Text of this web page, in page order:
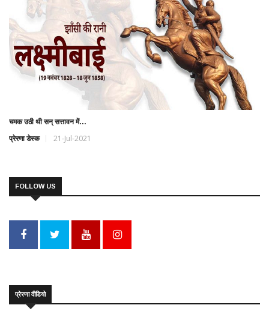
चमक उठी थी सन् सत्तावन में...
प्रेरणा डेस्क 21-Jul-2021
FOLLOW US
प्रेरणा वीडियो